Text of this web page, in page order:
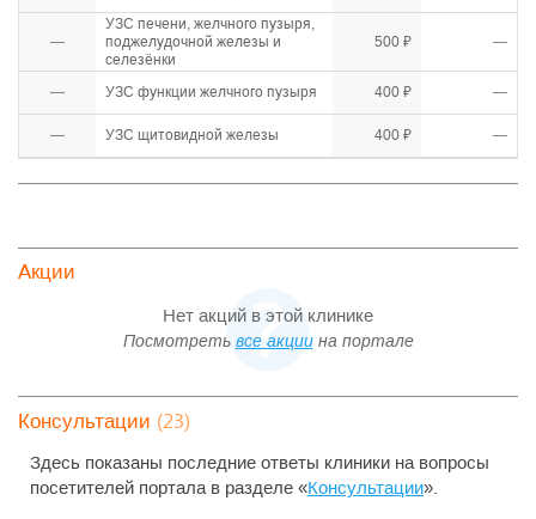
—
УЗС печени, желчного пузыря,
поджелудочной железы и
селезёнки
500 ₽ —
— УЗС функции желчного пузыря 400 ₽ —
— УЗС щитовидной железы 400 ₽ —
Акции
Нет акций в этой клинике
Посмотреть все акциина портале
Консультации (23)
Здесь показаны последние ответы клиники на вопросы
посетителей портала в разделе «Консультации».